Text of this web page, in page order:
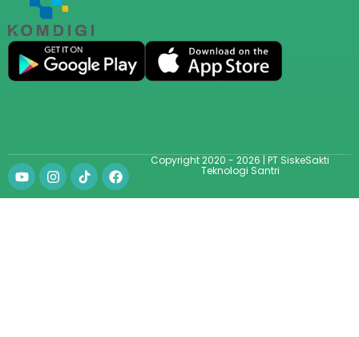
Copyright 2020 - 2026 | PT SiskeSakti
Teknologi Santri